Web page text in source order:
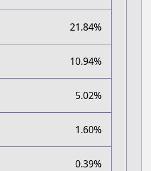
21.84%
10.94%
5.02%
1.60%
0.39%